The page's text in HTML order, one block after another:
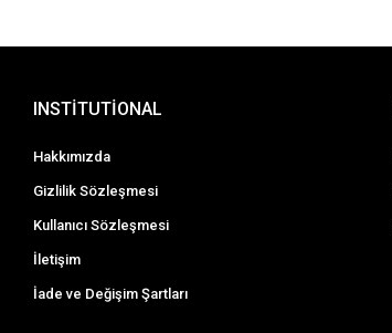
INSTİTUTİONAL
Hakkımızda
Gizlilik Sözleşmesi
Kullanıcı Sözleşmesi
İletişim
İade ve Değişim Şartları